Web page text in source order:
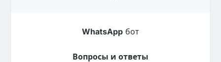
WhatsApp бот
Вопросы и ответы